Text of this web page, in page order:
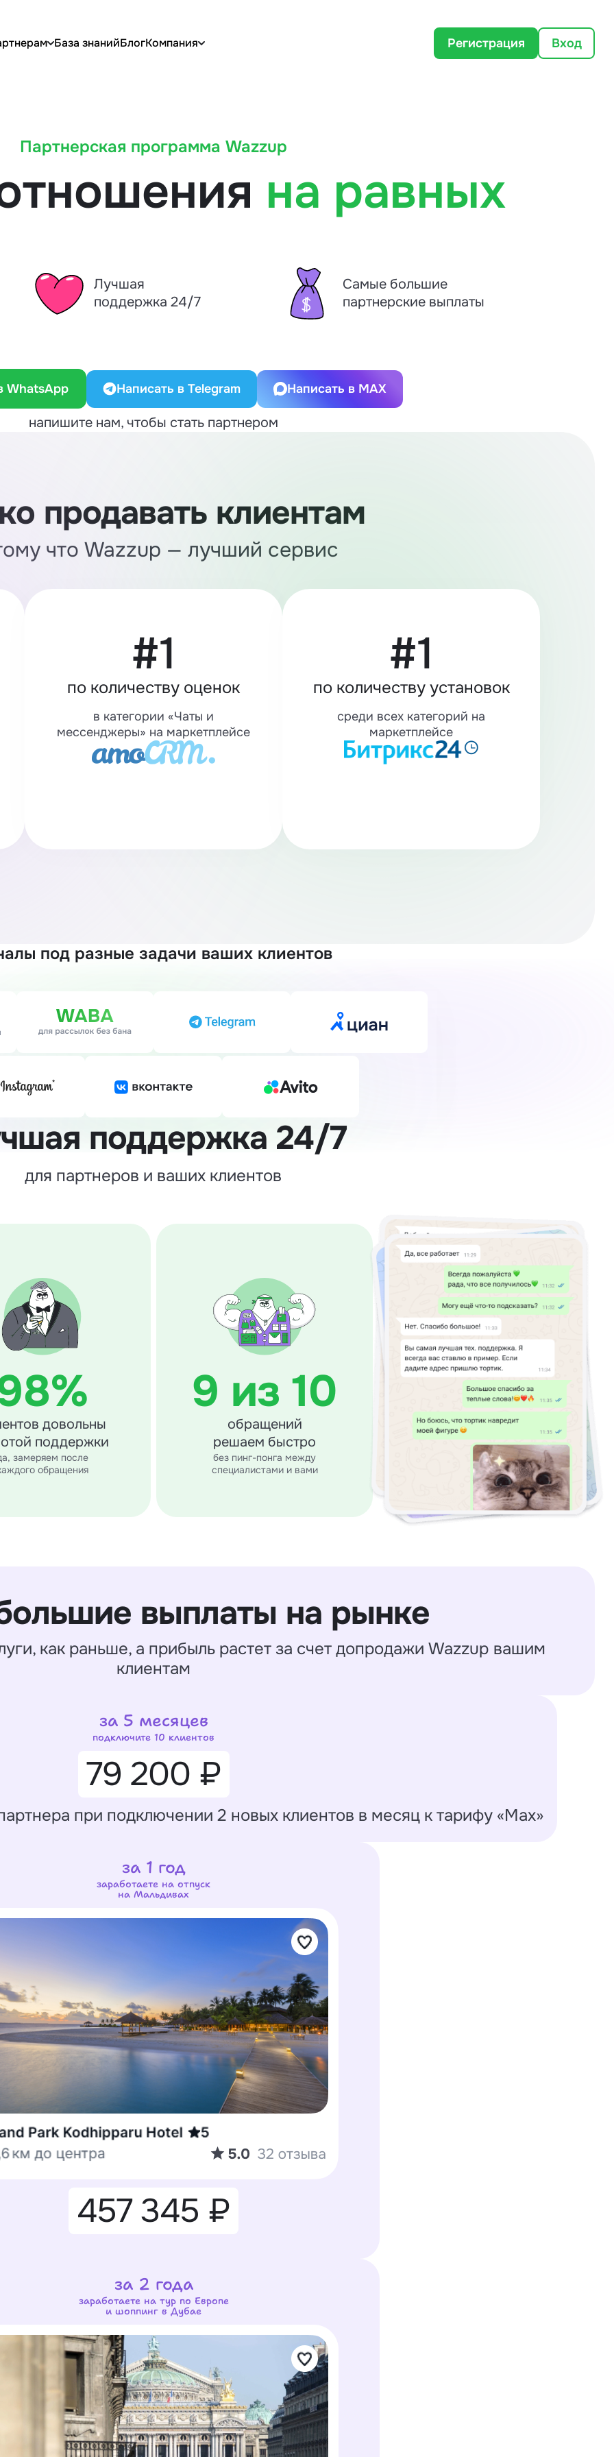
База знанийБлогКомпания Регистрация Вход
Партнерская программа Wazzup
на равных
Лучшая
поддержка 24/7
Самые большие
партнерские выплаты
WhatsApp Написать в Telegram Написать в MAX
напишите нам, чтобы стать партнером
продавать клиентам
что Wazzup — лучший сервис
#1
по количеству оценок
в категории «Чаты и
мессенджеры» на маркетплейсе
#1
по количеству установок
среди всех категорий на
маркетплейсе
под разные задачи ваших клиентов
поддержка 24/7
для партнеров и ваших клиентов
довольны
поддержки
замеряем после
обращения
9 из 10
обращений
решаем быстро
без пинг-понга между
специалистами и вами
выплаты на рынке
как раньше, а прибыль растет за счет допродажи Wazzup вашим
клиентам
за 5 месяцев
подключите 10 клиентов
79 200 ₽
при подключении 2 новых клиентов в месяц к тарифу «Max»
за 1 год
заработаете на отпуск
на Мальдивах
457 345 ₽
за 2 года
заработаете на тур по Европе
и шоппинг в Дубае